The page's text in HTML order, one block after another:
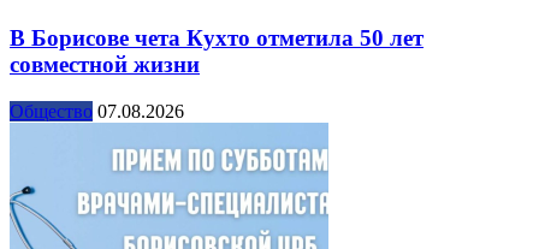
В Борисове чета Кухто отметила 50 лет
совместной жизни
Общество 07.08.2026